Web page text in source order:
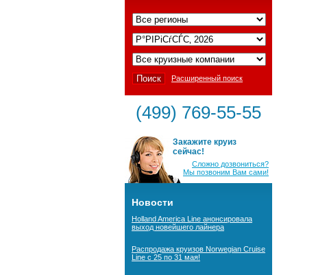
Расширенный поиск
(499) 769-55-55
Закажите круиз
сейчас!
Сложно дозвониться?
Мы позвоним Вам сами!
Новости
Holland America Line анонсировала
выход новейшего лайнера
Распродажа круизов Norwegian Cruise
Line с 25 по 31 мая!